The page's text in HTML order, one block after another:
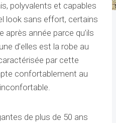
polyvalents et capables
look sans effort, certains
après année parce qu’ils
d’elles est la robe au
par cette
confortablement au
de plus de 50 ans